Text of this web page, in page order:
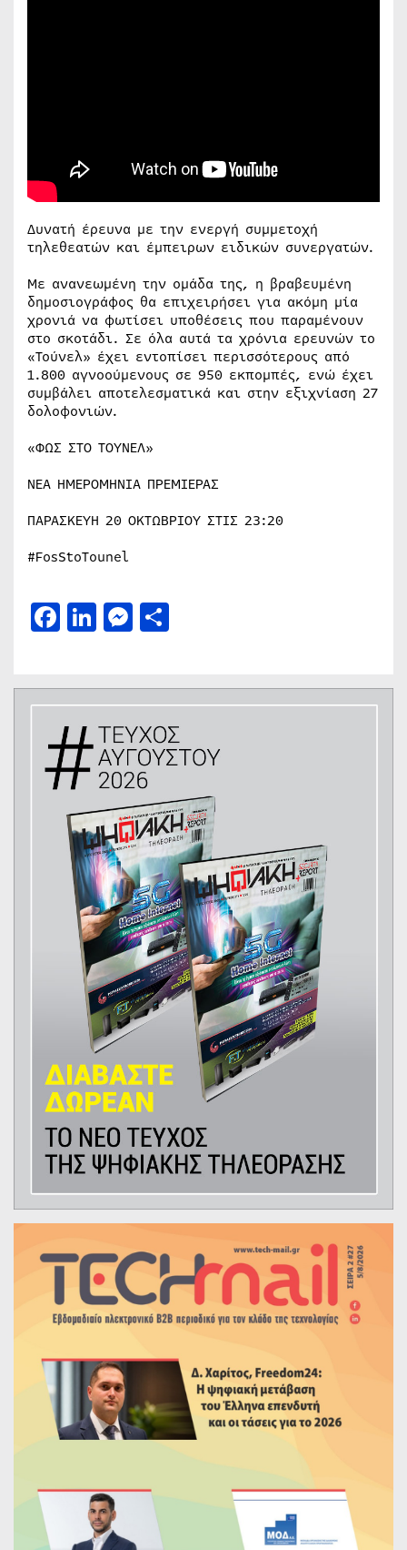
Δυνατή έρευνα με την ενεργή συμμετοχή
τηλεθεατών και έμπειρων ειδικών συνεργατών.
Με ανανεωμένη την ομάδα της, η βραβευμένη
δημοσιογράφος θα επιχειρήσει για ακόμη μία
χρονιά να φωτίσει υποθέσεις που παραμένουν
στο σκοτάδι. Σε όλα αυτά τα χρόνια ερευνών το
«Τούνελ» έχει εντοπίσει περισσότερους από
1.800 αγνοούμενους σε 950 εκπομπές, ενώ έχει
συμβάλει αποτελεσματικά και στην εξιχνίαση 27
δολοφονιών.
«ΦΩΣ ΣΤΟ ΤΟΥΝΕΛ»
ΝΕΑ ΗΜΕΡΟΜΗΝΙΑ ΠΡΕΜΙΕΡΑΣ
ΠΑΡΑΣΚΕΥΗ 20 ΟΚΤΩΒΡΙΟΥ ΣΤΙΣ 23:20
#FosStoTounel
Facebook
LinkedIn
Messenger